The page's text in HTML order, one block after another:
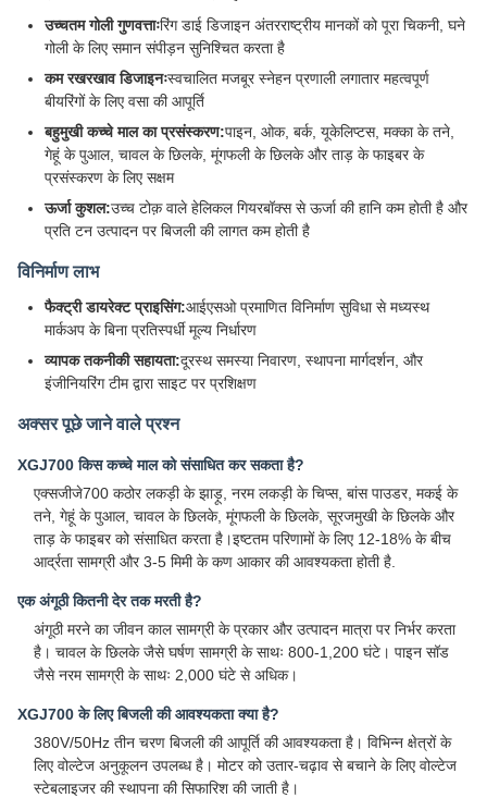
उच्चतम गोली गुणवत्ताःरिंग डाई डिजाइन अंतरराष्ट्रीय मानकों को पूरा चिकनी, घने
गोली के लिए समान संपीड़न सुनिश्चित करता है
कम रखरखाव डिजाइनःस्वचालित मजबूर स्नेहन प्रणाली लगातार महत्वपूर्ण
बीयरिंगों के लिए वसा की आपूर्ति
बहुमुखी कच्चे माल का प्रसंस्करण:पाइन, ओक, बर्क, यूकेलिप्टस, मक्का के तने,
गेहूं के पुआल, चावल के छिलके, मूंगफली के छिलके और ताड़ के फाइबर के
प्रसंस्करण के लिए सक्षम
ऊर्जा कुशल:उच्च टोक़ वाले हेलिकल गियरबॉक्स से ऊर्जा की हानि कम होती है और
प्रति टन उत्पादन पर बिजली की लागत कम होती है
विनिर्माण लाभ
फैक्ट्री डायरेक्ट प्राइसिंग:आईएसओ प्रमाणित विनिर्माण सुविधा से मध्यस्थ
मार्कअप के बिना प्रतिस्पर्धी मूल्य निर्धारण
व्यापक तकनीकी सहायता:दूरस्थ समस्या निवारण, स्थापना मार्गदर्शन, और
इंजीनियरिंग टीम द्वारा साइट पर प्रशिक्षण
अक्सर पूछे जाने वाले प्रश्न
XGJ700 किस कच्चे माल को संसाधित कर सकता है?
एक्सजीजे700 कठोर लकड़ी के झाड़ू, नरम लकड़ी के चिप्स, बांस पाउडर, मकई के
तने, गेहूं के पुआल, चावल के छिलके, मूंगफली के छिलके, सूरजमुखी के छिलके और
ताड़ के फाइबर को संसाधित करता है।इष्टतम परिणामों के लिए 12-18% के बीच
आर्द्रता सामग्री और 3-5 मिमी के कण आकार की आवश्यकता होती है.
एक अंगूठी कितनी देर तक मरती है?
अंगूठी मरने का जीवन काल सामग्री के प्रकार और उत्पादन मात्रा पर निर्भर करता
है। चावल के छिलके जैसे घर्षण सामग्री के साथः 800-1,200 घंटे। पाइन सॉड
जैसे नरम सामग्री के साथः 2,000 घंटे से अधिक।
XGJ700 के लिए बिजली की आवश्यकता क्या है?
380V/50Hz तीन चरण बिजली की आपूर्ति की आवश्यकता है। विभिन्न क्षेत्रों के
लिए वोल्टेज अनुकूलन उपलब्ध है। मोटर को उतार-चढ़ाव से बचाने के लिए वोल्टेज
स्टेबलाइजर की स्थापना की सिफारिश की जाती है।